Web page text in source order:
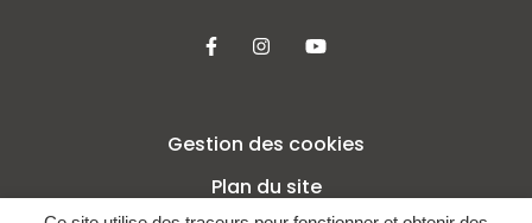
Lien vers le compte Facebook
Lien vers le compte
Lien vers la chaîne
Gestion des cookies
Plan du site